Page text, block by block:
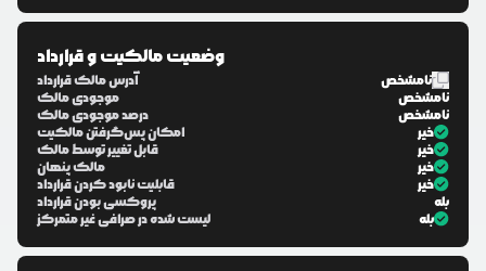
وضعیت مالکیت و قرارداد
آدرس مالک قرارداد
نامشخص
موجودی مالک
نامشخص
درصد موجودی مالک
نامشخص
امکان پس‌گرفتن مالکیت
خیر
قابل تغییر توسط مالک
خیر
مالک پنهان
خیر
قابلیت نابود کردن قرارداد
خیر
پروکسی بودن قرارداد
بله
لیست شده در صرافی غیر متمرکز
بله